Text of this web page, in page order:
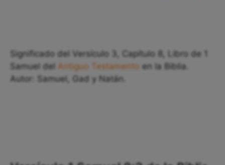
Significado del Versículo 3, Capítulo 8, Libro de 1
Samuel del Antiguo Testamento en la Biblia.
Autor: Samuel, Gad y Natán.